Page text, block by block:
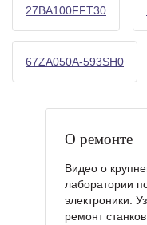
27BA100FFT30
67ZA050A-593SH0
О ремонте
Видео о
лаборатории
электроники.
ремонт